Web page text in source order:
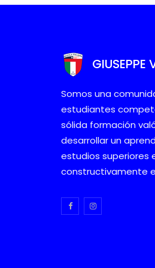
GIUSEPPE
Somos una
estudiantes
sólida formación
desarrollar un
estudios superiores
constructivamente